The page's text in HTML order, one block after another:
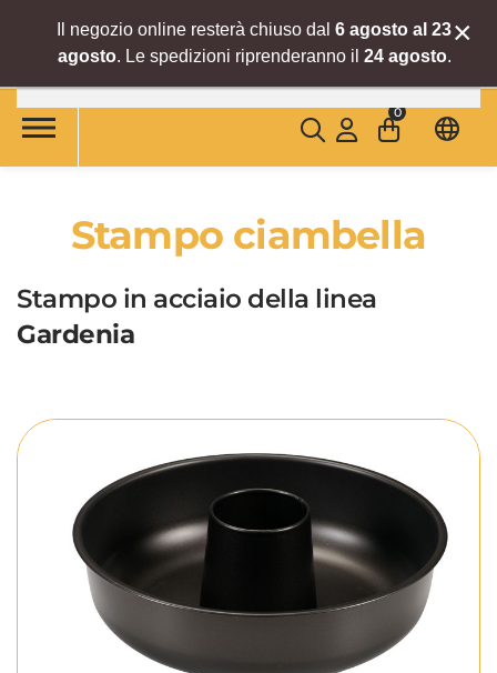
Skip to main content
0
Stampo ciambella
Stampo in acciaio della linea
Gardenia
×
Il negozio online resterà chiuso dal 6 agosto al 23
agosto. Le spedizioni riprenderanno il 24 agosto.